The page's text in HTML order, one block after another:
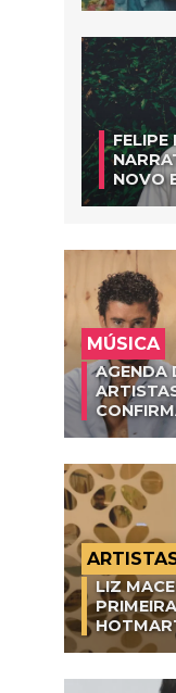
FELIPE
NOVO
MÚSICA
AGENDA
LIZ